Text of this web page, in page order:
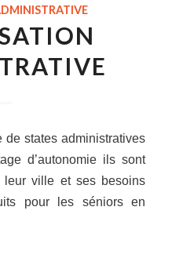
de states administratives
d’autonomie ils sont
ville et ses besoins
pour les séniors en